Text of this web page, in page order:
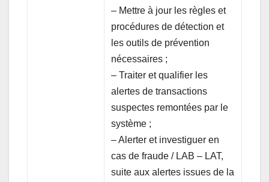
– Mettre à jour les règles et
procédures de détection et
les outils de prévention
nécessaires ;
– Traiter et qualifier les
alertes de transactions
suspectes remontées par le
système ;
– Alerter et investiguer en
cas de fraude / LAB – LAT,
suite aux alertes issues de la